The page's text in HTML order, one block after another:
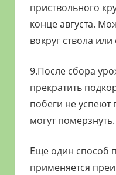
приствольного
конце августа.
вокруг ствола
9.После сбора
прекратить
побеги не успеют
могут померзнуть.
Еще один способ
применяется